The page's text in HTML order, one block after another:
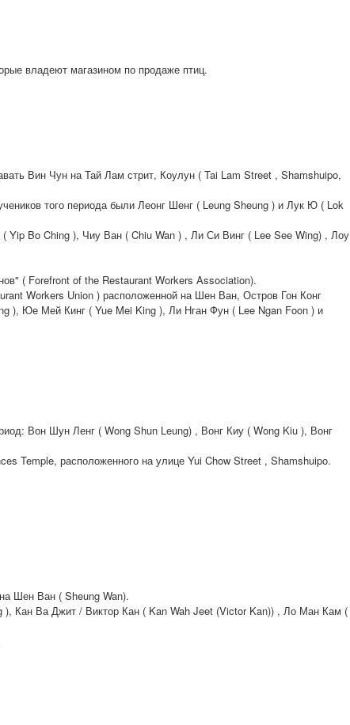
владеют магазином по продаже птиц.
Вин Чун на Тай Лам стрит, Коулун ( Tai Lam Street , Shamshuipo,
того периода были Леонг Шенг ( Leung Sheung ) и Лук Ю ( Lok
Yip Bo Ching ), Чиу Ван ( Chiu Wan ) , Ли Си Винг ( Lee See Wing) , Лоу
( Forefront of the Restaurant Workers Association).
Workers Union ) расположенной на Шен Ван, Остров Гон Конг
), Юе Мей Кинг ( Yue Mei King ), Ли Нган Фун ( Lee Ngan Foon ) и
Вон Шун Ленг ( Wong Shun Leung) , Вонг Киу ( Wong Kiu ), Вонг
Temple, расположенного на улице Yui Chow Street , Shamshuipo.
Шен Ван ( Sheung Wan).
Кан Ва Джит / Виктор Кан ( Kan Wah Jeet (Victor Kan)) , Ло Ман Кам (